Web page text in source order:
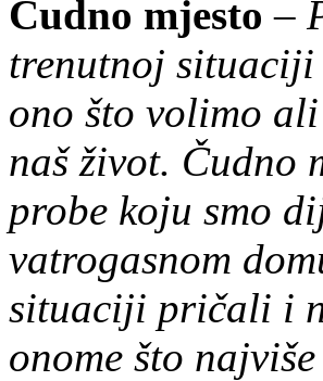
Čudno mjesto –
trenutnoj
ono što volimo
naš život. Čudno
probe koju smo
vatrogasnom
situaciji pričali i
onome što